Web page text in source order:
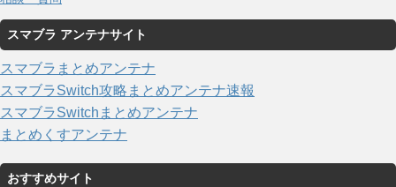
スマブラ アンテナサイト
スマブラまとめアンテナ
スマブラSwitch攻略まとめアンテナ速報
スマブラSwitchまとめアンテナ
まとめくすアンテナ
おすすめサイト